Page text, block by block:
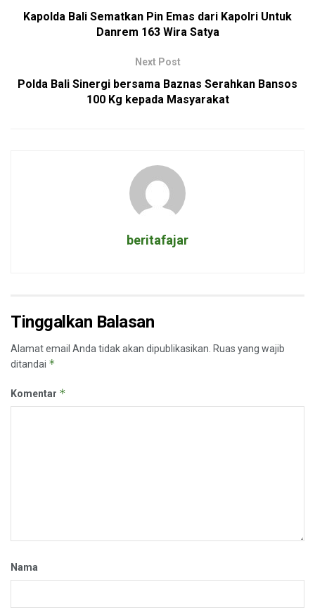
Kapolda Bali Sematkan Pin Emas dari Kapolri Untuk
Danrem 163 Wira Satya
Next Post
Polda Bali Sinergi bersama Baznas Serahkan Bansos
100 Kg kepada Masyarakat
beritafajar
Tinggalkan Balasan
Alamat email Anda tidak akan dipublikasikan. Ruas yang wajib
ditandai *
Komentar *
Nama